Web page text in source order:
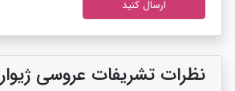
نظرات تشریفات عروسی ژیوار